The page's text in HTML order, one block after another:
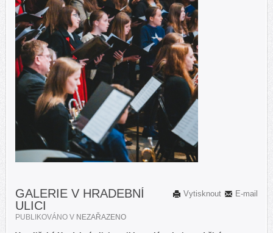
E-mail
Vytisknout
GALERIE V HRADEBNÍ
ULICI
PUBLIKOVÁNO V NEZAŘAZENO